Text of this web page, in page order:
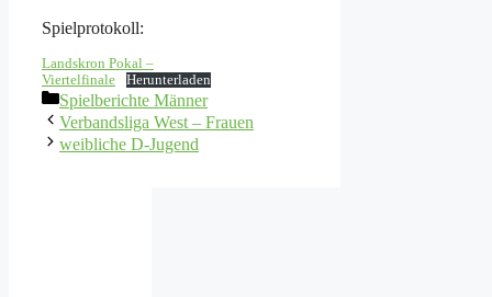
Spielprotokoll:
Landskron Pokal –
Viertelfinale
Herunterladen
Kategorien
Spielberichte Männer
Verbandsliga West – Frauen
weibliche D-Jugend